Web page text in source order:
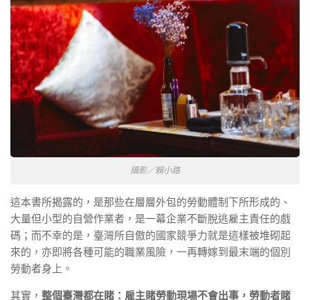
攝影／賴小路
這本書所揭露的，是那些在層層外包的勞動體制下所形成的、
大量但小型的自營作業者，是一幕企業不斷脫逃雇主責任的戲
碼；而不幸的是，臺灣所自傲的國家競爭力就是這樣被堆砌起
來的，亦即將各種可能的職業風險，一再轉嫁到最末端的個別
勞動者身上。
其實， 整個臺灣都在賭：雇主賭勞動現場不會出事，勞動者賭